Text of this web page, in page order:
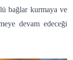
bağlar kurmaya ve
devam edeceği